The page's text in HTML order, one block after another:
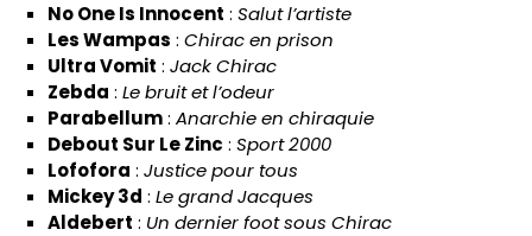
No One Is Innocent : Salut l’artiste
Les Wampas : Chirac en prison
Ultra Vomit : Jack Chirac
Zebda : Le bruit et l’odeur
Parabellum: Anarchie en chiraquie
Debout Sur Le Zinc : Sport 2000
Lofofora : Justice pour tous
Mickey 3d : Le grand Jacques
Aldebert : Un dernier foot sous Chirac